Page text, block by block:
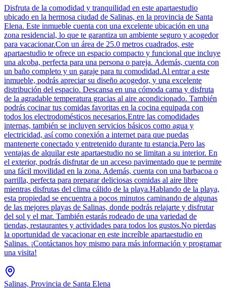
Disfruta de la comodidad y tranquilidad en este apartaestudio
ubicado en la hermosa ciudad de Salinas, en la provincia de Santa
Elena. Este inmueble cuenta con una excelente ubicación en una
zona residencial, lo que te garantiza un ambiente seguro y acogedor
para vacacionar.Con un área de 25.0 metros cuadrados, este
apartaestudio te ofrece un espacio compacto y funcional que incluye
una alcoba, perfecta para una persona o pareja. Además, cuenta con
un baño completo y un garaje para tu comodidad.Al entrar a este
inmueble, podrás apreciar su diseño acogedor, y una excelente
distribución del espacio. Descansa en una cómoda cama y disfruta
de la agradable temperatura gracias al aire acondicionado. También
podrás cocinar tus comidas favoritas en la cocina equipada con
todos los electrodomésticos necesarios.Entre las comodidades
internas, también se incluyen servicios básicos como agua y
electricidad, así como conexión a internet para que puedas
mantenerte conectado y entretenido durante tu estancia.Pero las
ventajas de alquilar este apartaestudio no se limitan a su interior. En
el exterior, podrás disfrutar de un acceso pavimentado que te permite
una fácil movilidad en la zona. Además, cuenta con una barbacoa o
parrilla, perfecta para preparar deliciosas comidas al aire libre
mientras disfrutas del clima cálido de la playa.Hablando de la playa,
esta propiedad se encuentra a pocos minutos caminando de algunas
de las mejores playas de Salinas, donde podrás relajarte y disfrutar
del sol y el mar. También estarás rodeado de una variedad de
tiendas, restaurantes y actividades para todos los gustos.No pierdas
la oportunidad de vacacionar en este increíble apartaestudio en
Salinas. ¡Contáctanos hoy mismo para más información y programar
una visita!
Salinas, Provincia de Santa Elena